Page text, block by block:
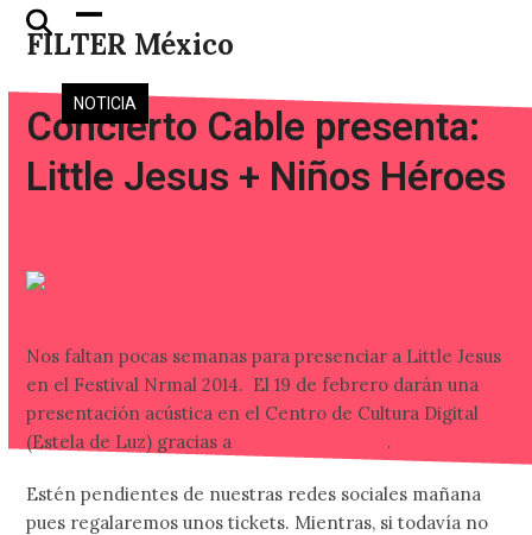
Skip
FILTER México
Open
mobile
menu
Close
mobile
menu
NOTICIA
Concierto Cable presenta:
Little Jesus + Niños Héroes
Nos faltan pocas semanas para presenciar a Little Jesus
en el Festival Nrmal 2014. El 19 de febrero darán una
presentación acústica en el Centro de Cultura Digital
(Estela de Luz) gracias a
.
Estén pendientes de nuestras redes sociales mañana
pues regalaremos unos tickets. Mientras, si todavía no